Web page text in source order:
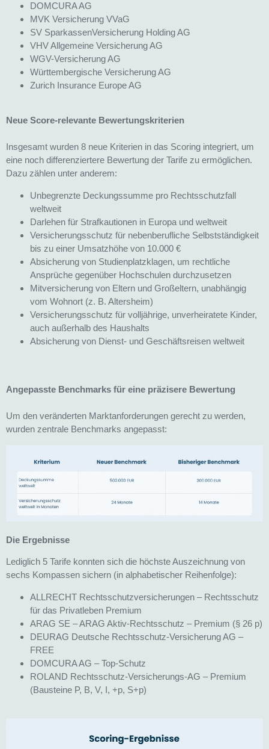
DOMCURA AG
MVK Versicherung VVaG
SV SparkassenVersicherung Holding AG
VHV Allgemeine Versicherung AG
WGV-Versicherung AG
Württembergische Versicherung AG
Zurich Insurance Europe AG
Neue Score-relevante Bewertungskriterien
Insgesamt wurden 8 neue Kriterien in das Scoring integriert, um
eine noch differenziertere Bewertung der Tarife zu ermöglichen.
Dazu zählen unter anderem:
Unbegrenzte Deckungssumme pro Rechtsschutzfall
weltweit
Darlehen für Strafkautionen in Europa und weltweit
Versicherungsschutz für nebenberufliche Selbstständigkeit
bis zu einer Umsatzhöhe von 10.000 €
Absicherung von Studienplatzklagen, um rechtliche
Ansprüche gegenüber Hochschulen durchzusetzen
Mitversicherung von Eltern und Großeltern, unabhängig
vom Wohnort (z. B. Altersheim)
Versicherungsschutz für volljährige, unverheiratete Kinder,
auch außerhalb des Haushalts
Absicherung von Dienst- und Geschäftsreisen weltweit
Angepasste Benchmarks für eine präzisere Bewertung
Um den veränderten Marktanforderungen gerecht zu werden,
wurden zentrale Benchmarks angepasst:
Die Ergebnisse
Lediglich 5 Tarife konnten sich die höchste Auszeichnung von
sechs Kompassen sichern (in alphabetischer Reihenfolge):
ALLRECHT Rechtsschutzversicherungen – Rechtsschutz
für das Privatleben Premium
ARAG SE – ARAG Aktiv-Rechtsschutz – Premium (§ 26 p)
DEURAG Deutsche Rechtsschutz-Versicherung AG –
FREE
DOMCURA AG – Top-Schutz
ROLAND Rechtsschutz-Versicherungs-AG – Premium
(Bausteine P, B, V, I, +p, S+p)